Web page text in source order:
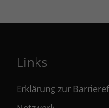
Links
Erklärung zur